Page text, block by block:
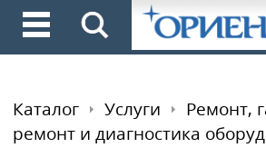
Каталог Услуги
Ремонт,
ремонт и диагностика